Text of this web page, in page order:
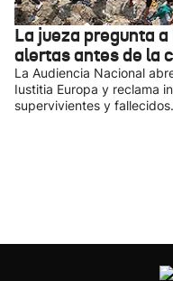
La jueza pregunta
alertas antes de la
La Audiencia Nacional
Iustitia Europa y reclama
supervivientes y fallecidos.